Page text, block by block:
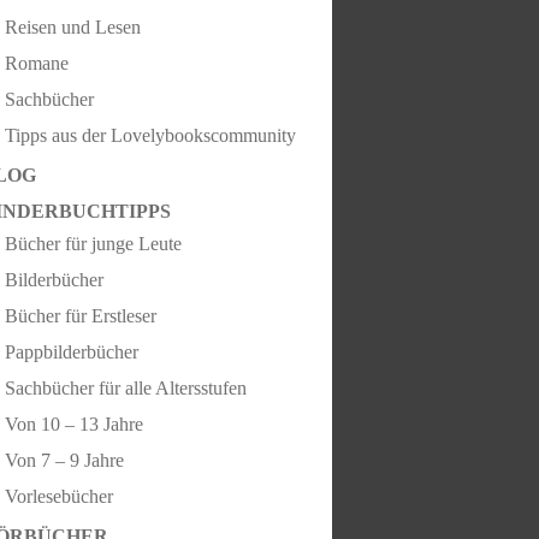
Reisen und Lesen
Romane
Sachbücher
Tipps aus der Lovelybookscommunity
Bücher für junge Leute
Bilderbücher
Bücher für Erstleser
Pappbilderbücher
Sachbücher für alle Altersstufen
Von 10 – 13 Jahre
Von 7 – 9 Jahre
Vorlesebücher